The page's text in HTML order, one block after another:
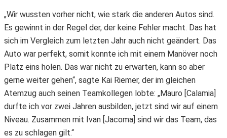
„Wir wussten vorher nicht, wie stark die anderen Autos sind.
Es gewinnt in der Regel der, der keine Fehler macht. Das hat
sich im Vergleich zum letzten Jahr auch nicht geändert. Das
Auto war perfekt, somit konnte ich mit einem Manöver noch
Platz eins holen. Das war nicht zu erwarten, kann so aber
gerne weiter gehen“, sagte Kai Riemer, der im gleichen
Atemzug auch seinen Teamkollegen lobte: „Mauro [Calamia]
durfte ich vor zwei Jahren ausbilden, jetzt sind wir auf einem
Niveau. Zusammen mit Ivan [Jacoma] sind wir das Team, das
es zu schlagen gilt.“